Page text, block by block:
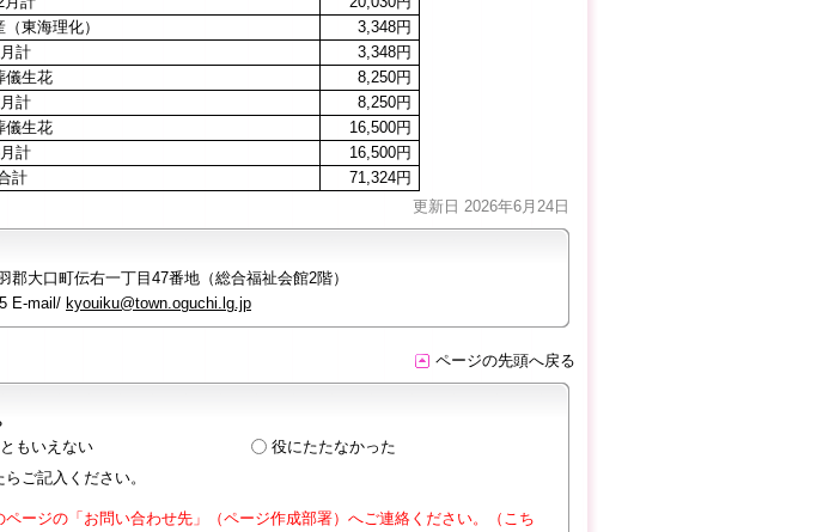
東海理化）
3,348円
計
3,348円
儀生花
8,250円
計
8,250円
儀生花
16,500円
計
16,500円
計
71,324円
更新日 2026年6月24日
郡大口町伝右一丁目47番地（総合福祉会館2階）
E-mail/ kyouiku@town.oguchi.lg.jp
ページの先頭へ戻る
もいえない
役にたたなかった
ご記入ください。
ージの「お問い合わせ先」（ページ作成部署）へご連絡ください。（こち